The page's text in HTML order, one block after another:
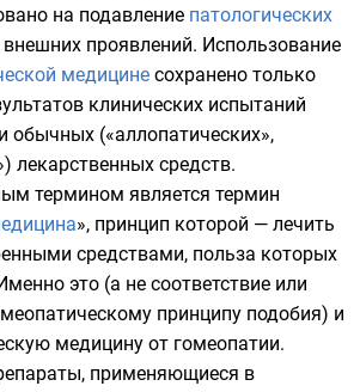
на подавление патологических
внешних проявлений. Использование
медицине сохранено только
клинических испытаний
обычных («аллопатических»,
лекарственных средств.
термином является термин
», принцип которой — лечить
средствами, польза которых
это (а не соответствие или
принципу подобия) и
медицину от гомеопатии.
применяющиеся в